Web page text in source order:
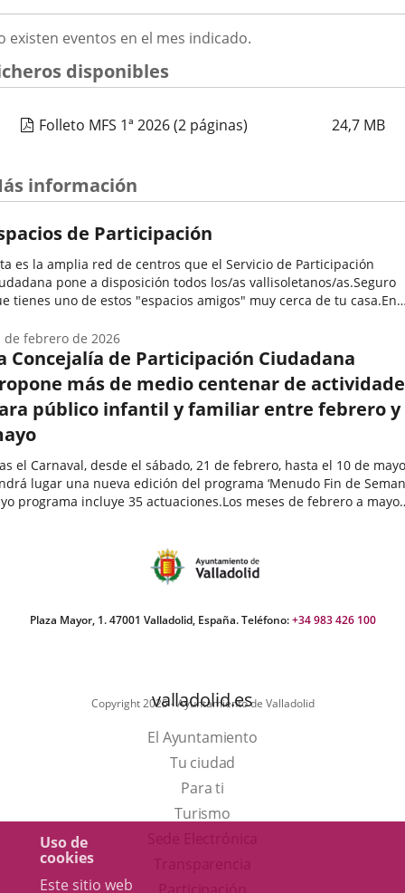
Uso de
cookies
Este sitio web
existen eventos en el mes indicado.
disponibles
Folleto MFS 1ª 2026 24,7 MB
(2 páginas)
información
de Participación
es la amplia red de centros que el Servicio de Participación
pone a disposición todos los/as vallisoletanos/as.Seguro
tienes uno de estos "espacios amigos" muy cerca de tu casa.En
Concejalía de Participación Ciudadana
más de medio centenar de
público infantil y familiar entre febrero y
el Carnaval, desde el sábado, 21 de febrero, hasta el 10 de
lugar una nueva edición del programa ‘Menudo Fin de
programa incluye 35 actuaciones.Los meses de febrero a mayo
de febrero de 2026
Plaza Mayor, 1. 47001 Valladolid, España. Teléfono:+34 983 426 100
Copyright 2025 - Ayuntamiento de Valladolid
valladolid.es
El Ayuntamiento
Tu ciudad
Para ti
TurismoEste